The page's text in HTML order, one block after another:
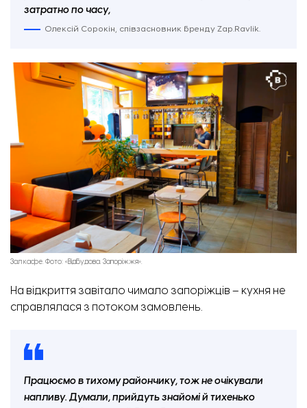
затратно по часу,
Олексій Сорокін, співзасновник бренду Zap.Ravlik.
Зал кафе. Фото: «Відбудова. Запоріжжя».
На відкриття завітало чимало запоріжців – кухня не
справлялася з потоком замовлень.
Працюємо в тихому райончику, тож не очікували
напливу. Думали, прийдуть знайомі й тихенько